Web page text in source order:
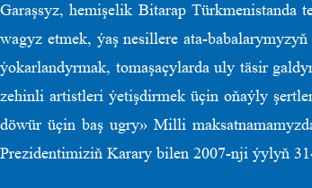
Garaşsyz, hemişelik Bitarap Türkmenistanda
wagyz etmek, ýaş nesillere ata-
ýokarlandyrmak, tomaşaçylarda uly täsir
zehinli artistleri ýetişdirmek üçin oňaýly
döwür üçin baş ugry» Milli
Prezidentimiziň Karary bilen 2007-nji ýylyň